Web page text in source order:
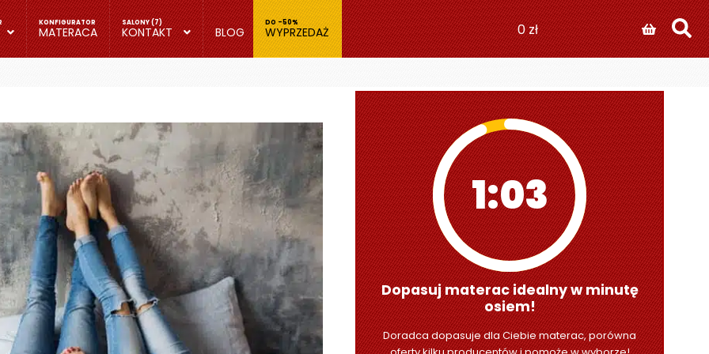
MATERACA KONTAKT BLOG WYPRZEDAŻ 0zł
1:01
Dopasuj materac idealny w minutę
osiem!
Doradca dopasuje dla Ciebie materac, porówna